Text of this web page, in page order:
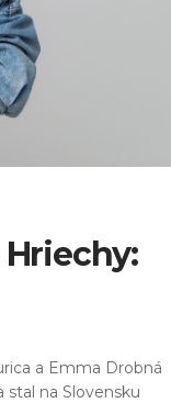
a Emma Drobná
stal na Slovensku